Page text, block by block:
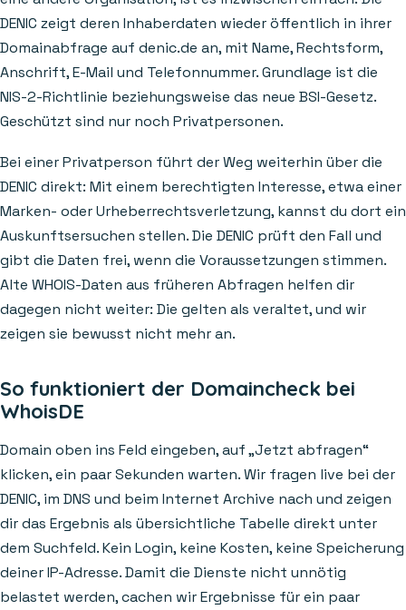
DENIC zeigt deren Inhaberdaten wieder öffentlich in ihrer
Domainabfrage auf denic.de an, mit Name, Rechtsform,
Anschrift, E-Mail und Telefonnummer. Grundlage ist die
NIS-2-Richtlinie beziehungsweise das neue BSI-Gesetz.
Geschützt sind nur noch Privatpersonen.
Bei einer Privatperson führt der Weg weiterhin über die
DENIC direkt: Mit einem berechtigten Interesse, etwa einer
Marken- oder Urheberrechtsverletzung, kannst du dort ein
Auskunftsersuchen stellen. Die DENIC prüft den Fall und
gibt die Daten frei, wenn die Voraussetzungen stimmen.
Alte WHOIS-Daten aus früheren Abfragen helfen dir
dagegen nicht weiter: Die gelten als veraltet, und wir
zeigen sie bewusst nicht mehr an.
So funktioniert der Domaincheck bei
WhoisDE
Domain oben ins Feld eingeben, auf „Jetzt abfragen“
klicken, ein paar Sekunden warten. Wir fragen live bei der
DENIC, im DNS und beim Internet Archive nach und zeigen
dir das Ergebnis als übersichtliche Tabelle direkt unter
dem Suchfeld. Kein Login, keine Kosten, keine Speicherung
deiner IP-Adresse. Damit die Dienste nicht unnötig
belastet werden, cachen wir Ergebnisse für ein paar